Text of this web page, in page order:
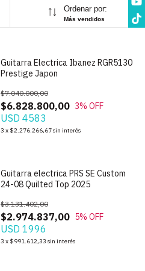
Ordenar por:
Más vendidos
Guitarra Electrica Ibanez RGR5130
Prestige Japon
$6.828.800,00
$7.040.000,00
3% OFF
USD 4583
3 x $2.276.266,67sin interés
Guitarra electrica PRS SE Custom
24-08 Quilted Top 2025
$2.974.837,00
$3.131.402,00
5% OFF
USD 1996
3 x $991.612,33 sin interés